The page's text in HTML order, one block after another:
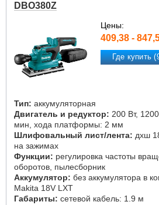
DBO380Z
Цены:
409,38 -
Где купить
Тип: аккумуляторная
Двигатель и редуктор: 200 Вт,
мин, хода платформы: 2 мм
Шлифовальный лист/лента: дxш
на зажимах
Функции: регулировка частоты
оборотов, пылесборник
Аккумулятор: без аккумулятора в
Makita 18V LXT
Габариты: сетевой кабель: 1.9 м